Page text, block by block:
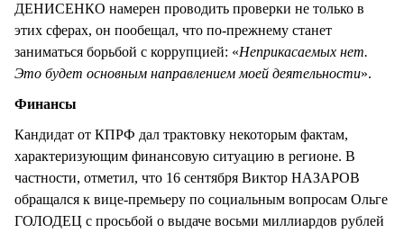
ДЕНИСЕНКО намерен проводить проверки не только в
этих сферах, он пообещал, что по-прежнему станет
заниматься борьбой с коррупцией: «Неприкасаемых нет.
Это будет основным направлением моей деятельности».
Финансы
Кандидат от КПРФ дал трактовку некоторым фактам,
характеризующим финансовую ситуацию в регионе. В
частности, отметил, что 16 сентября Виктор НАЗАРОВ
обращался к вице-премьеру по социальным вопросам Ольге
ГОЛОДЕЦ с просьбой о выдаче восьми миллиардов рублей